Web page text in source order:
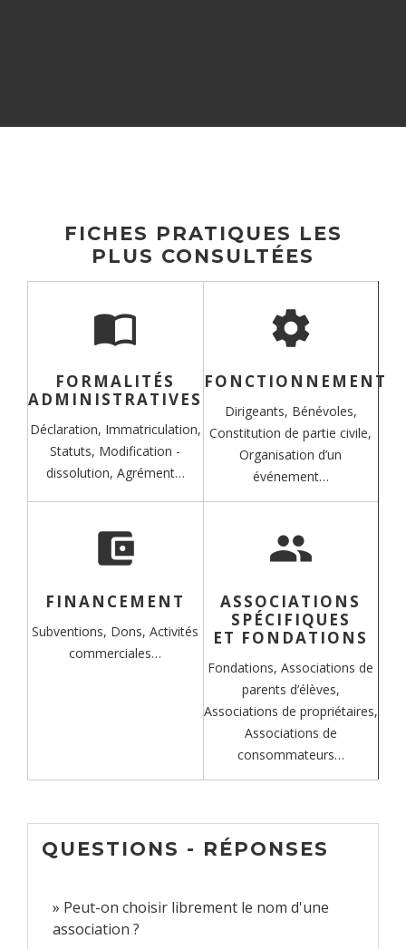
FICHES PRATIQUES LES
PLUS CONSULTÉES
import_contacts
FORMALITÉS
ADMINISTRATIVES
Déclaration, Immatriculation,
Statuts, Modification -
dissolution, Agrément…
settings
FONCTIONNEMENT
Dirigeants, Bénévoles,
Constitution de partie civile,
Organisation d’un
événement…
account_balance_wallet
FINANCEMENT
Subventions, Dons,Activités
commerciales…
group
ASSOCIATIONS
SPÉCIFIQUES
ET FONDATIONS
Fondations,Associations de
parents d’élèves,
Associations de propriétaires,
Associations de
consommateurs…
QUESTIONS - RÉPONSES
Peut-on choisir librement le nom d'une
association ?